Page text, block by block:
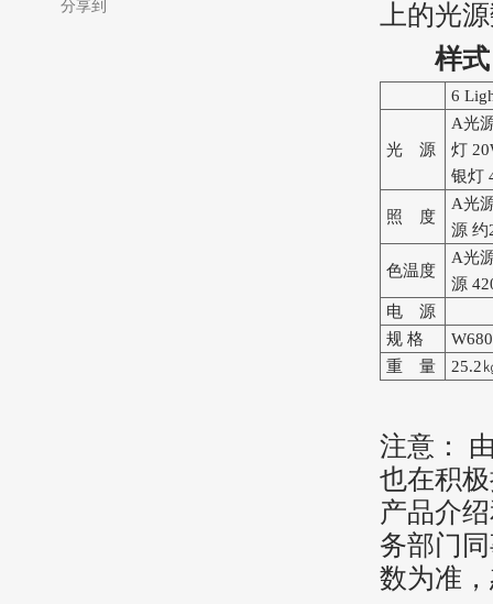
分享到
上的光
样
6
光 源
A光
灯
银灯
照 度
A光
源 约
色温度
A光
源
电 源
规 格
重 量
25.2
注意：
也在积
产品介
务部门
数为准